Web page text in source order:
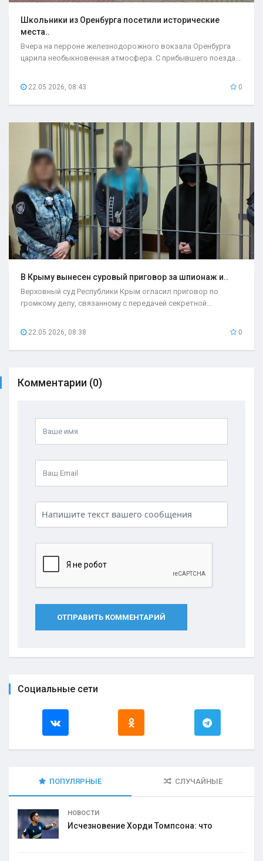
Школьники из Оренбурга посетили исторические
места..
Вчера на перроне железнодорожного вокзала Оренбурга
царила необыкновенная атмосфера. С прибывшего поезда...
22.05.2026, 08:43 0
В Крыму вынесен суровый приговор за шпионаж и..
Верховный суд Республики Крым огласил приговор по
громкому делу, связанному с передачей секретной...
22.05.2026, 08:38 0
Комментарии (0)
ОТПРАВИТЬ КОММЕНТАРИЙ
Социальные сети
ПОПУЛЯРНЫЕ СЛУЧАЙНЫЕ
НОВОСТИ
Исчезновение Хорди Томпсона: что